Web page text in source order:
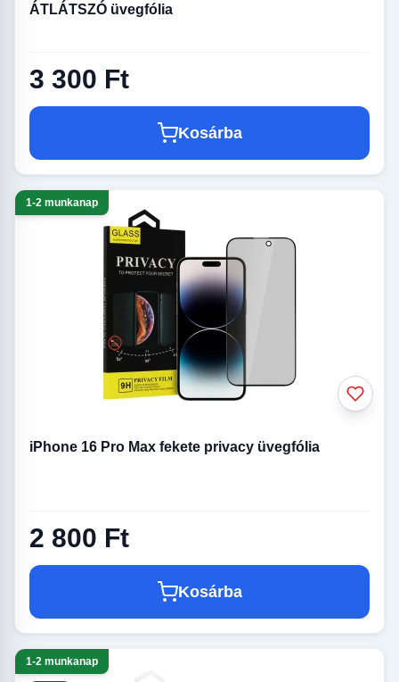
ÁTLÁTSZÓ üvegfólia
3 300 Ft
Kosárba
1-2 munkanap
iPhone 16 Pro Max fekete privacy üvegfólia
2 800 Ft
Kosárba
1-2 munkanap